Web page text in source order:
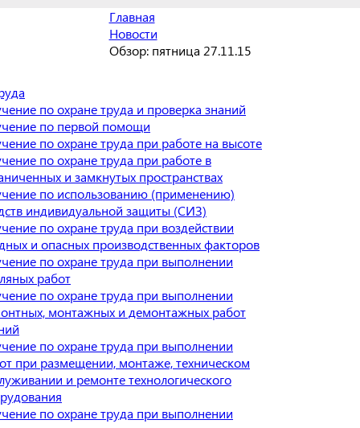
Главная
Новости
Обзор: пятница 27.11.15
по охране труда и проверка знаний
по первой помощи
по охране труда при работе на высоте
по охране труда при работе в
и замкнутых пространствах
по использованию (применению)
индивидуальной защиты (СИЗ)
по охране труда при воздействии
и опасных производственных факторов
по охране труда при выполнении
работ
по охране труда при выполнении
монтажных и демонтажных работ
по охране труда при выполнении
при размещении, монтаже, техническом
и ремонте технологического
по охране труда при выполнении